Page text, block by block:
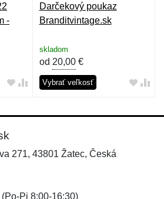
-
Darčekový poukaz
Branditvintage.sk
skladom
od 20,00€
Vybrať veľkosť
271, 43801 Žatec, Česká
(Po-Pi 8:00-16:30)